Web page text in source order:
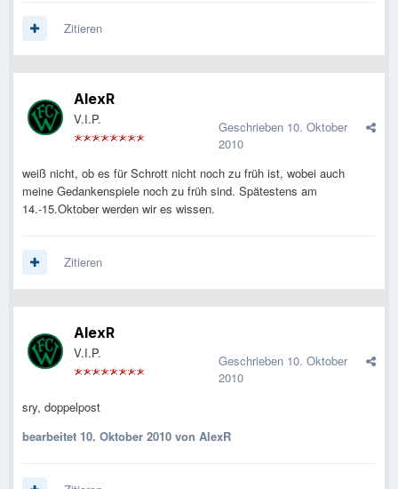
Zitieren
AlexR
V.I.P. Geschrieben 10. Oktober
2010
weiß nicht, ob es für Schrott nicht noch zu früh ist, wobei auch
meine Gedankenspiele noch zu früh sind. Spätestens am
14.-15.Oktober werden wir es wissen.
Zitieren
AlexR
V.I.P. Geschrieben 10. Oktober
2010
sry, doppelpost
bearbeitet 10. Oktober 2010 von AlexR